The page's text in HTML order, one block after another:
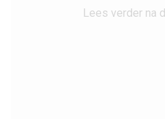
Lees verder na